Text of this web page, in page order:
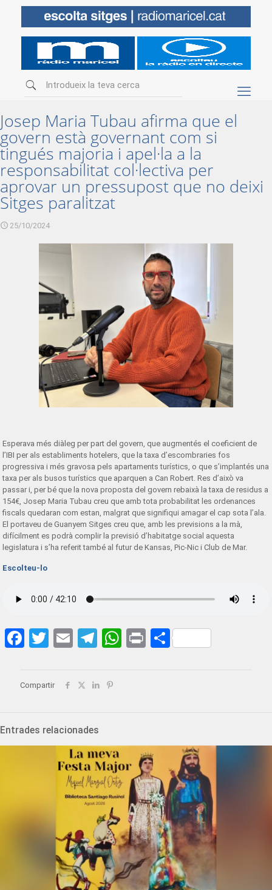
Josep Maria Tubau afirma que el
govern està governant com si
tingués majoria i apel·la a la
responsabilitat col·lectiva per
aprovar un pressupost que no deixi
Sitges paralitzat
25/10/2024
Esperava més diàleg per part del govern, que augmentés el coeficient de
l’IBI per als establiments hotelers, que la taxa d’escombraries fos
progressiva i més gravosa pels apartaments turístics, o que s’implantés una
taxa per als busos turístics que aparquen a Can Robert. Res d’això va
passar i, per bé que la nova proposta del govern rebaixà la taxa de residus a
154€, Josep Maria Tubau creu que amb tota probabilitat les ordenances
fiscals quedaran com estan, malgrat que signifiqui amagar el cap sota l’ala.
El portaveu de Guanyem Sitges creu que, amb les previsions a la mà,
difícilment es podrà complir la previsió d’habitatge social aquesta
legislatura i s’ha referit també al futur de Kansas, Pic-Nic i Club de Mar.
Escolteu-lo
Facebook
Twitter
EmailTelegram
WhatsApp
PrintShare
Compartir
Entrades relacionades